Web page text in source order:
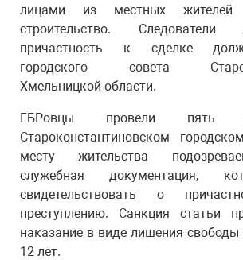
лицами из местных жителей
строительство. Следователи
причастность к сделке
городского совета
Хмельницкой области.
ГБРовцы провели пять
Староконстантиновском
месту жительства
служебная документация,
свидетельствовать о
преступлению. Санкция статьи
наказание в виде лишения
12 лет.